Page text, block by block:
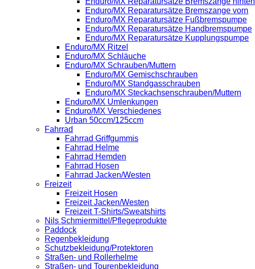
Enduro/MX Reparatursätze Bremszange vorn
Enduro/MX Reparatursätze Fußbremspumpe
Enduro/MX Reparatursätze Handbremspumpe
Enduro/MX Reparatursätze Kupplungspumpe
Enduro/MX Ritzel
Enduro/MX Schläuche
Enduro/MX Schrauben/Muttern
Enduro/MX Gemischschrauben
Enduro/MX Standgasschrauben
Enduro/MX Steckachsenschrauben/Muttern
Enduro/MX Umlenkungen
Enduro/MX Verschiedenes
Urban 50ccm/125ccm
Fahrrad
Fahrrad Griffgummis
Fahrrad Helme
Fahrrad Hemden
Fahrrad Hosen
Fahrrad Jacken/Westen
Freizeit
Freizeit Hosen
Freizeit Jacken/Westen
Freizeit T-Shirts/Sweatshirts
Nils Schmiermittel/Pflegeprodukte
Paddock
Regenbekleidung
Schutzbekleidung/Protektoren
Straßen- und Rollerhelme
Straßen- und Tourenbekleidung